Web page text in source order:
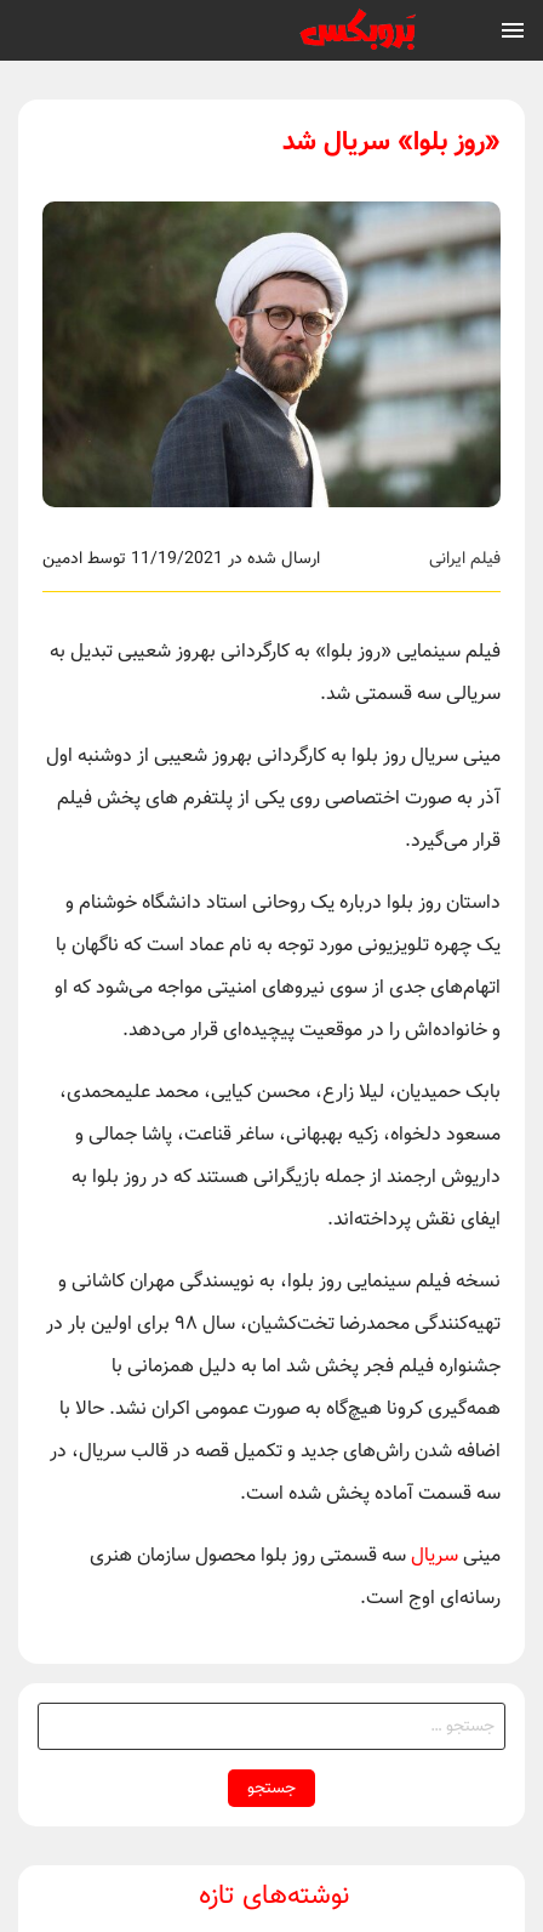
«روز بلوا» سریال شد
ارسال شده در 11/19/2021 توسط ادمین فیلم ایرانی
فیلم سینمایی «روز بلوا» به کارگردانی بهروز شعیبی تبدیل به
سریالی سه قسمتی شد.
مینی سریال روز بلوا به کارگردانی بهروز شعیبی از دوشنبه اول
آذر به صورت اختصاصی روی یکی از پلتفرم های پخش فیلم
قرار می‌گیرد.
داستان روز بلوا درباره یک روحانی استاد دانشگاه خوشنام و
یک چهره تلویزیونی مورد توجه به نام عماد است که ناگهان با
اتهام‌های جدی از سوی نیروهای امنیتی مواجه می‌شود که او
و خانواده‌اش را در موقعیت پیچیده‌ای قرار می‌دهد.
بابک حمیدیان، لیلا زارع، محسن کیایی، محمد علیمحمدی،
مسعود دلخواه، زکیه بهبهانی، ساغر قناعت، پاشا جمالی و
داریوش ارجمند از جمله بازیگرانی هستند که در روز بلوا به
ایفای نقش پرداخته‌اند.
نسخه فیلم سینمایی روز بلوا، به نویسندگی مهران کاشانی و
تهیه‌کنندگی محمدرضا تخت‌کشیان، سال ۹۸ برای اولین بار در
جشنواره فیلم فجر پخش شد اما به دلیل همزمانی با
همه‌گیری کرونا هیچ‌گاه به صورت عمومی اکران نشد. حالا با
اضافه شدن راش‌های جدید و تکمیل قصه در قالب سریال، در
سه قسمت آماده پخش شده است.
مینیسریالسه قسمتی روز بلوا محصول سازمان هنری
رسانه‌ای اوج است.
جستجو
برای:
نوشته‌های تازه